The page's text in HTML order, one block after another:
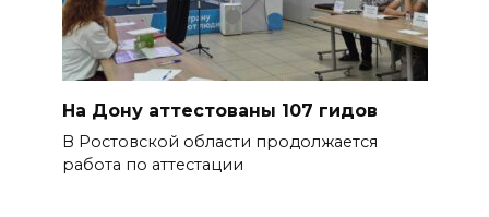
На Дону аттестованы 107 гидов
В Ростовской области продолжается
работа по аттестации